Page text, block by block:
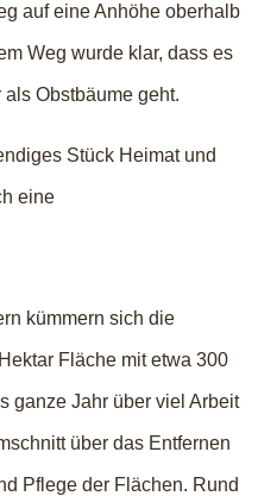
auf eine Anhöhe oberhalb
Weg wurde klar, dass es
Obstbäume geht.
Stück Heimat und
eine
kümmern sich die
Fläche mit etwa 300
ganze Jahr über viel Arbeit
über das Entfernen
Pflege der Flächen. Rund